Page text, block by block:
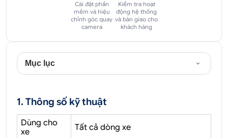
Cài đặt phần
mềm và hiệu
chỉnh góc quay
camera
Kiểm tra hoạt
động hệ thống
và bàn giao cho
khách hàng
Mục lục
1. Thông số kỹ thuật
Dùng cho
xe
Tất cả dòng xe